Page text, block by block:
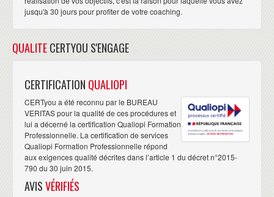
jusqu'à 30 jours pour profiter de votre coaching.
QUALITECERTYOU S'ENGAGE
CERTIFICATION QUALIOPI
CERTyou a été reconnu par le BUREAU
VERITAS pour la qualité de ces procédures et
lui a décerné la certification Qualiopi Formation
Professionnelle. La certification de services
Qualiopi Formation Professionnelle répond
aux exigences qualité décrites dans l’article 1 du décret n°2015-
790 du 30 juin 2015.
AVISVÉRIFIÉS